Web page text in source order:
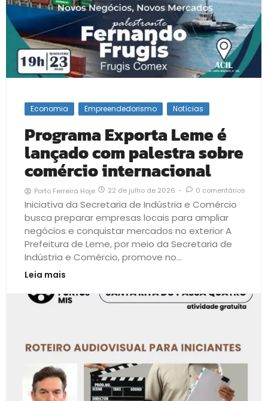
Economia Empreendedorismo Notícias
Programa Exporta Leme é
lançado com palestra sobre
comércio internacional
Porto Ferreira Hoje 22 de julho de 2026 - 0 comentários
Iniciativa da Secretaria de Indústria e Comércio
busca preparar empresas locais para ampliar
negócios e conquistar mercados no exterior A
Prefeitura de Leme, por meio da Secretaria de
Indústria e Comércio, promove no...
Leia mais